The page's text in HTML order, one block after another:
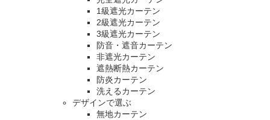
1級遮光カーテン
2級遮光カーテン
3級遮光カーテン
防音・遮音カーテン
非遮光カーテン
遮熱断熱カーテン
防炎カーテン
洗えるカーテン
デザインで選ぶ
無地カーテン